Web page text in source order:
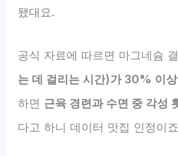
됐대요.
공식 자료에 따르면 마그네슘
는 데 걸리는 시간)가 30% 이
하면 근육 경련과 수면 중 각성
다고 하니 데이터 맛집 인정이